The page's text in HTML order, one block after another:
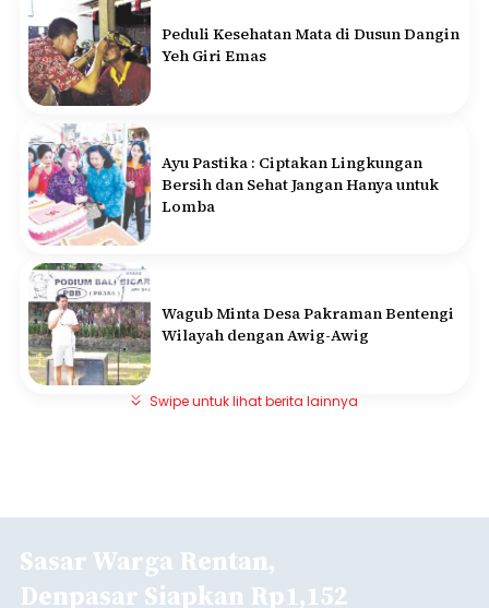
Peduli Kesehatan Mata di Dusun Dangin
Yeh Giri Emas
Ayu Pastika : Ciptakan Lingkungan
Bersih dan Sehat Jangan Hanya untuk
Lomba
Wagub Minta Desa Pakraman Bentengi
Wilayah dengan Awig-Awig
Swipe untuk lihat berita lainnya
Sasar Warga Rentan,
Denpasar Siapkan Rp1,152